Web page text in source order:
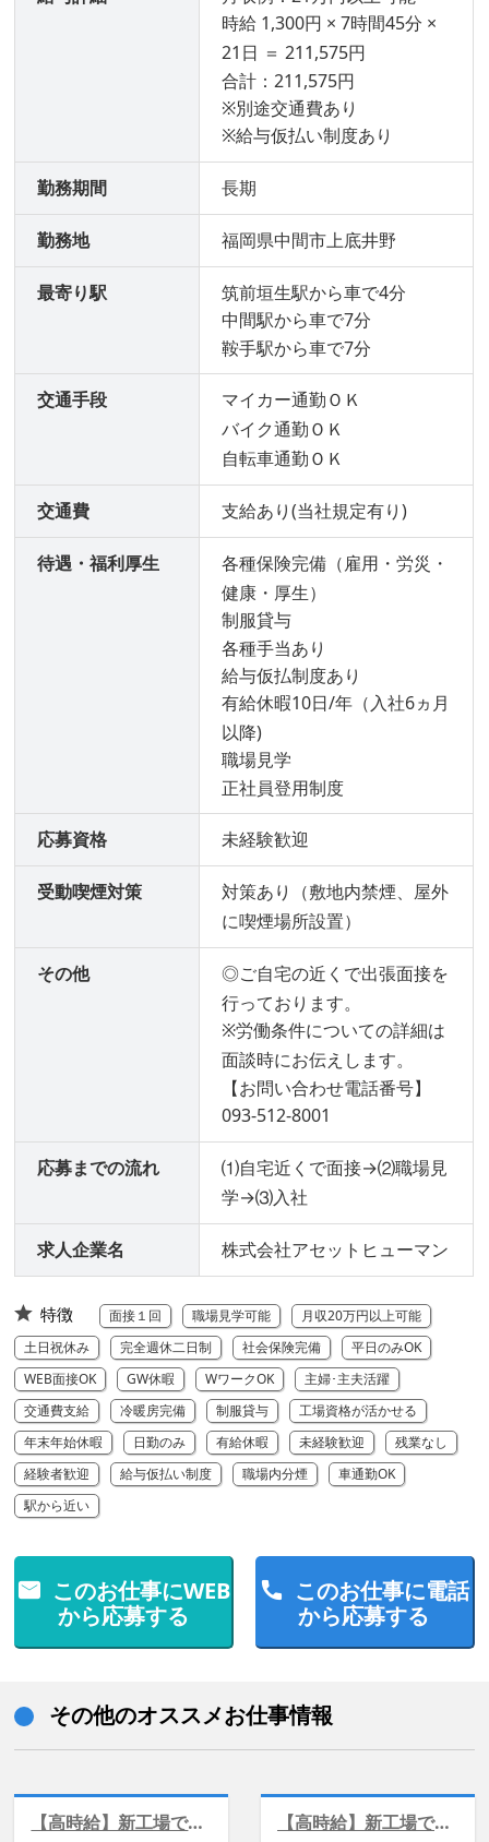
時給 1,300円 × 7時間45分 ×
21日 ＝ 211,575円
合計：211,575円
※別途交通費あり
※給与仮払い制度あり
勤務期間 長期
勤務地 福岡県中間市上底井野
最寄り駅
筑前垣生駅から車で4分
中間駅から車で7分
鞍手駅から車で7分
交通手段
マイカー通勤ＯＫ
バイク通勤ＯＫ
自転車通勤ＯＫ
交通費 支給あり(当社規定有り)
待遇・福利厚生
各種保険完備（雇用・労災・
健康・厚生）
制服貸与
各種手当あり
給与仮払制度あり
有給休暇10日/年（入社6ヵ月
以降)
職場見学
正社員登用制度
応募資格 未経験歓迎
受動喫煙対策
対策あり（敷地内禁煙、屋外
に喫煙場所設置）
その他
◎ご自宅の近くで出張面接を
行っております。
※労働条件についての詳細は
面談時にお伝えします。
【お問い合わせ電話番号】
093-512-8001
応募までの流れ
⑴自宅近くで面接→⑵職場見
学→⑶入社
求人企業名 株式会社アセットヒューマン
特徴 面接１回 職場見学可能
月収20万円以上可能
土日祝休み
完全週休二日制 社会保険完備
平日のみOK
WEB面接OK
GW休暇 WワークOK
主婦･主夫活躍
交通費支給
冷暖房完備 制服貸与
工場資格が活かせる
年末年始休暇
日勤のみ 有給休暇 未経験歓迎
残業なし
経験者歓迎
給与仮払い制度 職場内分煙
車通勤OK
駅から近い
このお仕事にWEB
から応募する
このお仕事に電話
から応募する
その他のオススメお仕事情報
【高時給】新工場で精密部品の加工・組立/冷暖房完備 【高時給】新工場でモーター部品の加工/土日祝休み